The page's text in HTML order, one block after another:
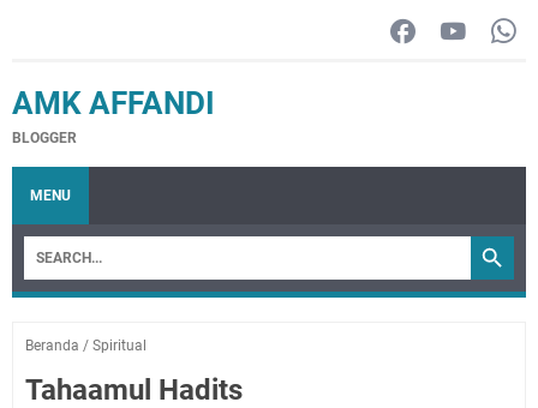
AMK AFFANDI
BLOGGER
MENU
Beranda / Spiritual
Tahaamul Hadits